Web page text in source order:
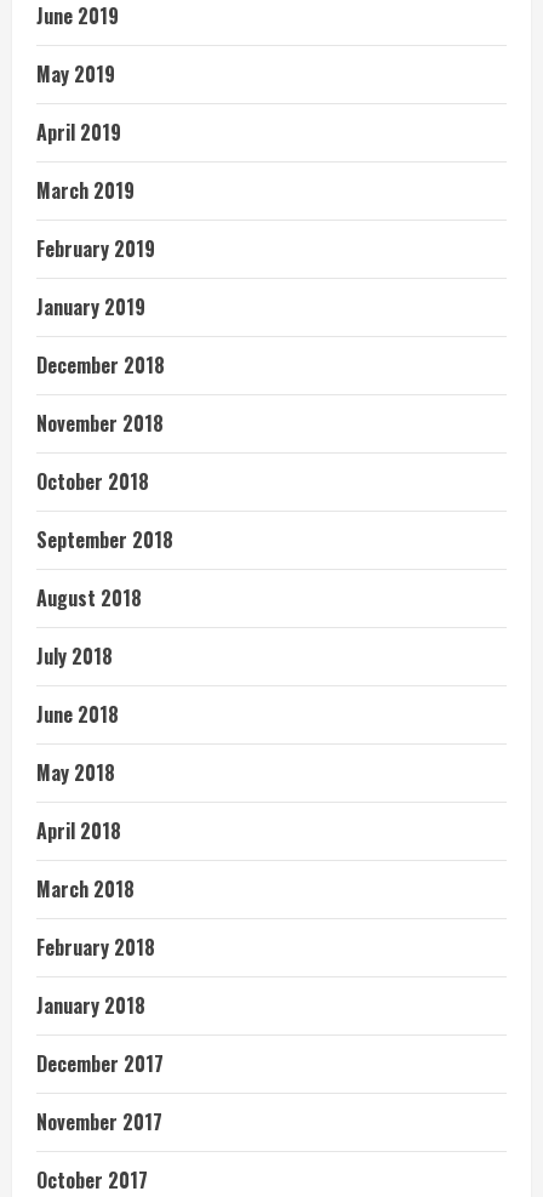
June 2019
May 2019
April 2019
March 2019
February 2019
January 2019
December 2018
November 2018
October 2018
September 2018
August 2018
July 2018
June 2018
May 2018
April 2018
March 2018
February 2018
January 2018
December 2017
November 2017
October 2017